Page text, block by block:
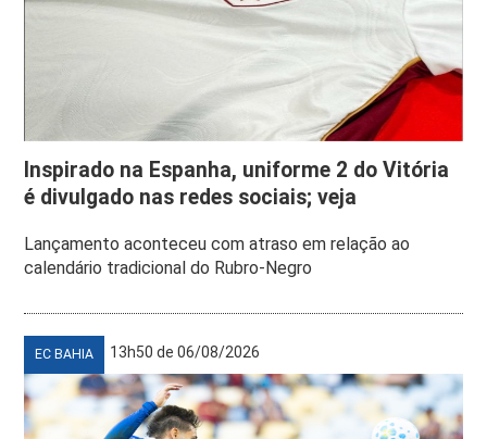
Inspirado na Espanha, uniforme 2 do Vitória
é divulgado nas redes sociais; veja
Lançamento aconteceu com atraso em relação ao
calendário tradicional do Rubro-Negro
EC BAHIA 13h50 de 06/08/2026